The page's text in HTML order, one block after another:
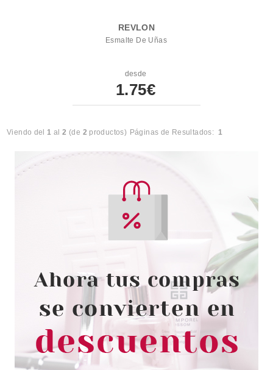
REVLON
Esmalte De Uñas
desde
1.75€
Viendo del1 al2 (de 2 productos) Páginas de Resultados: 1